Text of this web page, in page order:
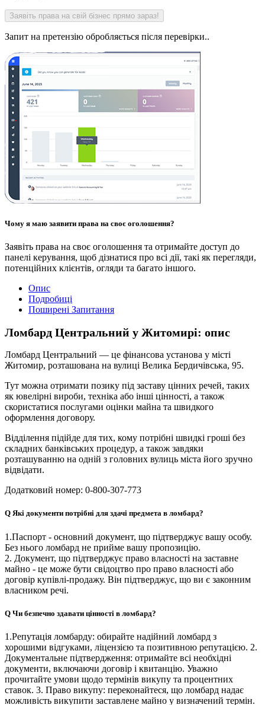
Запит на претензію обробляється після перевірки..
Чому я маю заявити права на своє оголошення?
Заявіть права на своє оголошення та отримайте доступ до
панелі керування, щоб дізнатися про всі дії, такі як перегляди,
потенційних клієнтів, огляди та багато іншого.
Опис
Подробиці
Поширені Запитання
Ломбард Центральний у Житомирі: опис
Ломбард Центральний — це фінансова установа у місті
Житомир, розташована на вулиці Велика Бердичівська, 95.
Тут можна отримати позику під заставу цінних речей, таких
як ювелірні вироби, техніка або інші цінності, а також
скористатися послугами оцінки майна та швидкого
оформлення договору.
Відділення підійде для тих, кому потрібні швидкі гроші без
складних банківських процедур, а також завдяки
розташуванню на одній з головних вулиць міста його зручно
відвідати.
Додатковий номер: 0-800-307-773
Q Які документи потрібні для здачі предмета в ломбард?
1.Паспорт - основний документ, що підтверджує вашу особу.
Без нього ломбард не прийме вашу пропозицію.
2. Документ, що підтверджує право власності на заставне
майно - це може бути свідоцтво про право власності або
договір купівлі-продажу. Він підтверджує, що ви є законним
власником речі.
Q Чи безпечно здавати цінності в ломбард?
1.Репутація ломбарду: обирайте надійний ломбард з
хорошими відгуками, ліцензією та позитивною репутацією. 2.
Документальне підтвердження: отримайте всі необхідні
документи, включаючи договір і квитанцію. Уважно
прочитайте умови щодо термінів викупу та процентних
ставок. 3. Право викупу: переконайтеся, що ломбард надає
можливість викупити заставлене майно у визначений термін.